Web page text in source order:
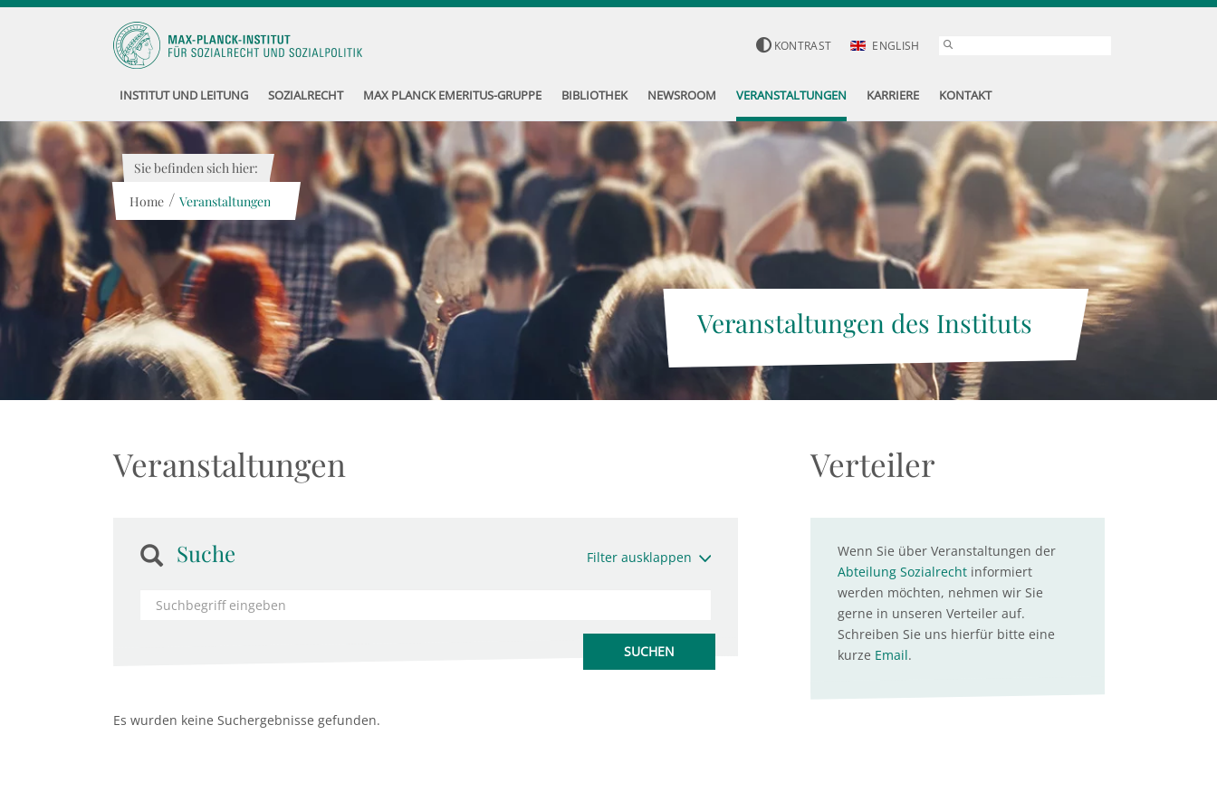
KONTRAST ENGLISH
INSTITUT UND LEITUNG SOZIALRECHT MAX PLANCK EMERITUS-GRUPPE BIBLIOTHEK NEWSROOM VERANSTALTUNGEN KARRIERE KONTAKT
Veranstaltungen des Instituts
Sie befinden sich hier:
Home / Veranstaltungen
Veranstaltungen
Suche Filter ausklappen
Es wurden keine Suchergebnisse gefunden.
Verteiler
Wenn Sie über Veranstaltungen der
Abteilung Sozialrechtinformiert
werden möchten, nehmen wir Sie
gerne in unseren Verteiler auf.
Schreiben Sie uns hierfür bitte eine
kurze Email.